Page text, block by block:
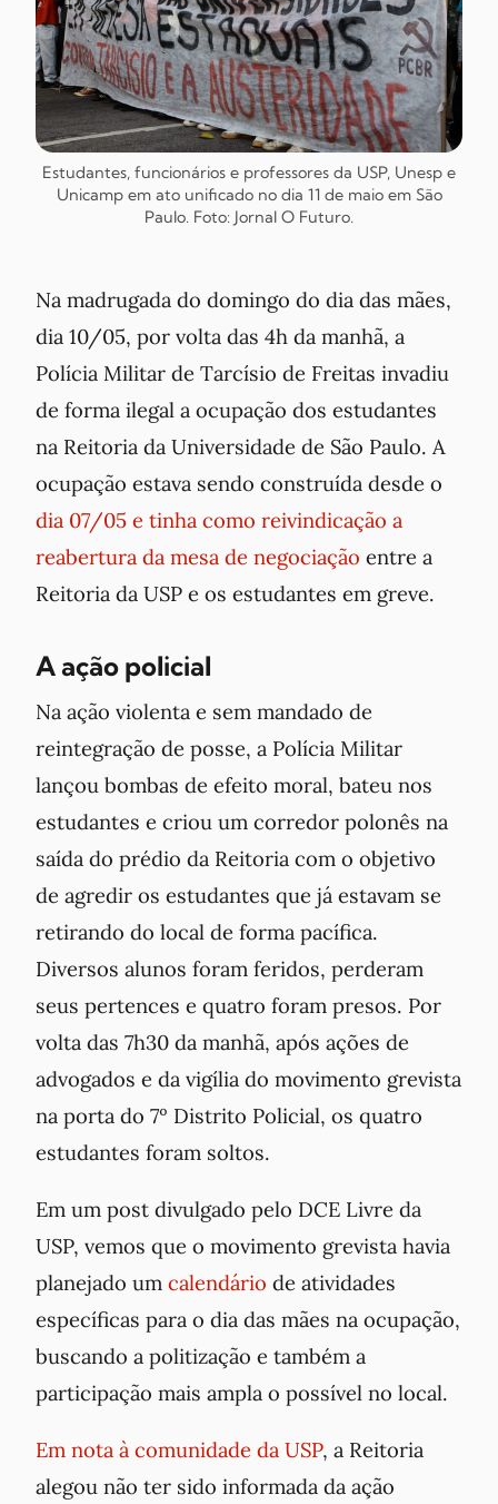
Estudantes, funcionários e professores da USP, Unesp e
Unicamp em ato unificado no dia 11 de maio em São
Paulo. Foto: Jornal O Futuro.
Na madrugada do domingo do dia das mães,
dia 10/05, por volta das 4h da manhã, a
Polícia Militar de Tarcísio de Freitas invadiu
de forma ilegal a ocupação dos estudantes
na Reitoria da Universidade de São Paulo. A
ocupação estava sendo construída desde o
dia 07/05 e tinha como reivindicação a
reabertura da mesa de negociação entre a
Reitoria da USP e os estudantes em greve.
A ação policial
Na ação violenta e sem mandado de
reintegração de posse, a Polícia Militar
lançou bombas de efeito moral, bateu nos
estudantes e criou um corredor polonês na
saída do prédio da Reitoria com o objetivo
de agredir os estudantes que já estavam se
retirando do local de forma pacífica.
Diversos alunos foram feridos, perderam
seus pertences e quatro foram presos. Por
volta das 7h30 da manhã, após ações de
advogados e da vigília do movimento grevista
na porta do 7º Distrito Policial, os quatro
estudantes foram soltos.
Em um post divulgado pelo DCE Livre da
USP, vemos que o movimento grevista havia
planejado um calendário de atividades
específicas para o dia das mães na ocupação,
buscando a politização e também a
participação mais ampla o possível no local.
Em nota à comunidade da USP, a Reitoria
alegou não ter sido informada da ação